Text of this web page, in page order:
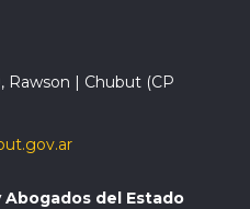
Rawson | Chubut (CP
Abogados del Estado